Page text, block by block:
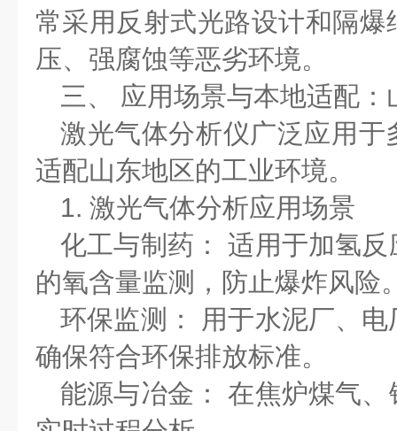
常采用反射式光路设计和隔
压、强腐蚀等恶劣环境。
三、
应用场景与本地适配
激光气体分析仪广泛应用于
适配山东地区的工业环境。
1. 激光气体分析应用场景
化工与制药：
适用于加氢
的氧含量监测，防止爆炸风险
环保监测：
用于水泥厂、
确保符合环保排放标准。
能源与冶金：
在焦炉煤气